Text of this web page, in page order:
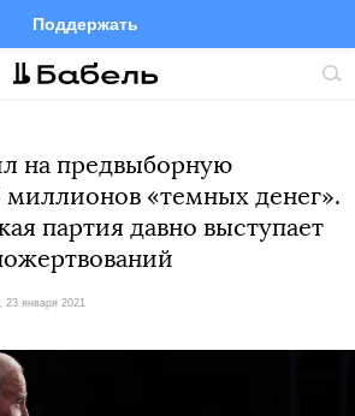
Поддержать
FacebookTelegramTwitter
на предвыборную
миллионов «темных денег».
партия давно выступает
23 января 2021